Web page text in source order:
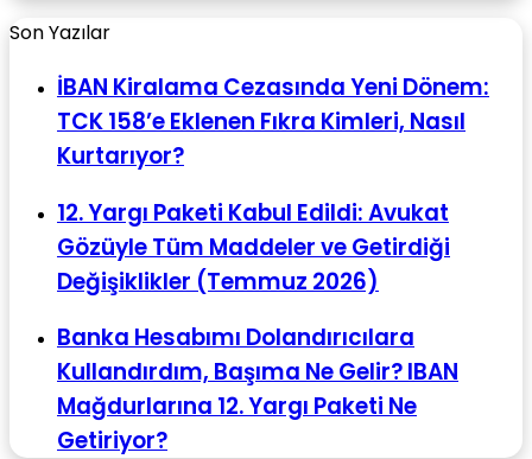
Son Yazılar
İBAN Kiralama Cezasında Yeni Dönem:
TCK 158’e Eklenen Fıkra Kimleri, Nasıl
Kurtarıyor?
12. Yargı Paketi Kabul Edildi: Avukat
Gözüyle Tüm Maddeler ve Getirdiği
Değişiklikler (Temmuz 2026)
Banka Hesabımı Dolandırıcılara
Kullandırdım, Başıma Ne Gelir? IBAN
Mağdurlarına 12. Yargı Paketi Ne
Getiriyor?